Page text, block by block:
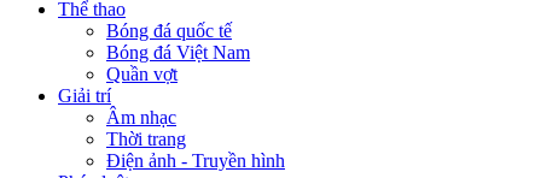
Thể thao
Bóng đá quốc tế
Bóng đá Việt Nam
Quần vợt
Giải trí
Âm nhạc
Thời trang
Điện ảnh - Truyền hình